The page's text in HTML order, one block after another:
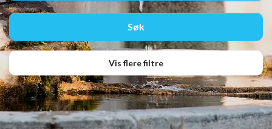
Vis flere filtre